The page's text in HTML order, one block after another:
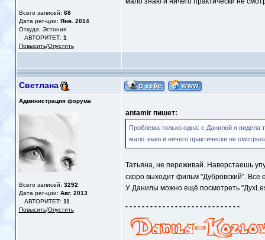
Всего записей: 68
Дата рег-ции: Янв. 2014
Откуда: Эстония
АВТОРИТЕТ: 1
Повысить/Опустить
Светлана
Администрация форума
Всего записей: 3292
Дата рег-ции: Авг. 2013
АВТОРИТЕТ: 11
Повысить/Опустить
antamir пишет:
Проблема только одна: с Данилой я видела
мало знаю и ничего практически не
Татьяна, не переживай. Наверстаешь
скоро выходит фильм "Дубровский". Все
У Данилы можно ещё посмотреть
- - - - - - - - - - - - - - - - - - - - - - - - - - - -